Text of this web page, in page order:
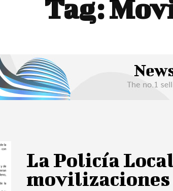
Tag:
La Policía
movilizaciones